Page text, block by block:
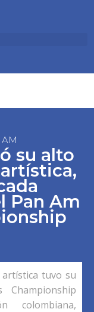
AM
su alto
Pan Am
tuvo su
colombiana,